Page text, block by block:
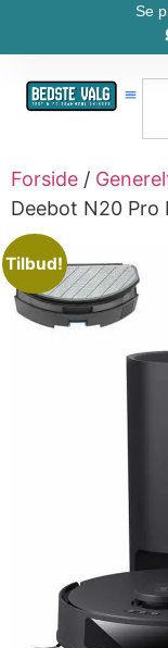
Se
Forside /
Deebot N20 Pro
Tilbud!